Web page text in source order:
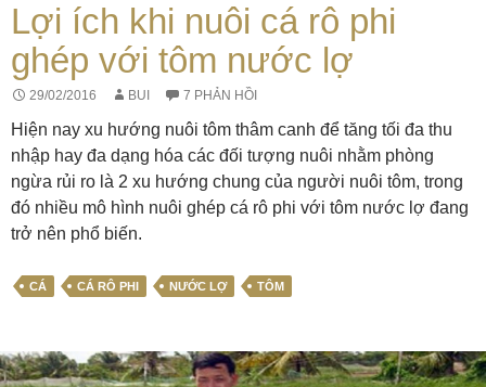
Lợi ích khi nuôi cá rô phi
ghép với tôm nước lợ
29/02/2016 BUI 7 PHẢN HỒI
Hiện nay xu hướng nuôi tôm thâm canh để tăng tối đa thu
nhập hay đa dạng hóa các đối tượng nuôi nhằm phòng
ngừa rủi ro là 2 xu hướng chung của người nuôi tôm, trong
đó nhiều mô hình nuôi ghép cá rô phi với tôm nước lợ đang
trở nên phổ biến.
CÁ CÁ RÔ PHI NƯỚC LỢ TÔM